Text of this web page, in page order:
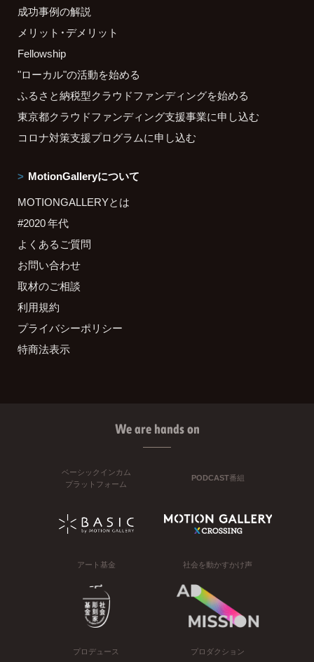
成功事例の解説
メリット・デメリット
Fellowship
"ローカル"の活動を始める
ふるさと納税型クラウドファンディングを始める
東京都クラウドファンディング支援事業に申し込む
コロナ対策支援プログラムに申し込む
MotionGalleryについて
MOTIONGALLERYとは
#2020 年代
よくあるご質問
お問い合わせ
取材のご相談
利用規約
プライバシーポリシー
特商法表示
We are hands on
ベーシックインカム
プラットフォーム
PODCAST番組
アート基金 社会を動かすかけ声
プロデュース プロダクション